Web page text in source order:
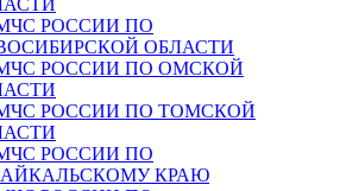
РОССИИ ПО
ОБЛАСТИ
РОССИИ ПО ОМСКОЙ
РОССИИ ПО ТОМСКОЙ
РОССИИ ПО
КРАЮ